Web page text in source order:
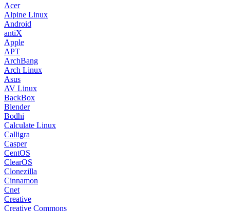
Acer
Alpine Linux
Android
antiX
Apple
APT
ArchBang
Arch Linux
Asus
AV Linux
BackBox
Blender
Bodhi
Calculate Linux
Calligra
Casper
CentOS
ClearOS
Clonezilla
Cinnamon
Cnet
Creative
Creative Commons